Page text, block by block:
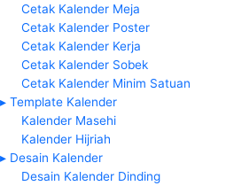
Cetak Kalender Meja
Cetak Kalender Poster
Cetak Kalender Kerja
Cetak Kalender Sobek
Cetak Kalender Minim Satuan
▸ Template Kalender
Kalender Masehi
Kalender Hijriah
▸ Desain Kalender
Desain Kalender Dinding